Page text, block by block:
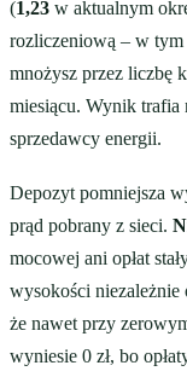
(1,23 w aktualnym
rozliczeniową – w
mnożysz przez liczbę
miesiącu. Wynik trafia
sprzedawcy energii.
Depozyt pomniejsza
prąd pobrany z sieci.
mocowej ani opłat
wysokości niezależnie
że nawet przy
wyniesie 0 zł, bo